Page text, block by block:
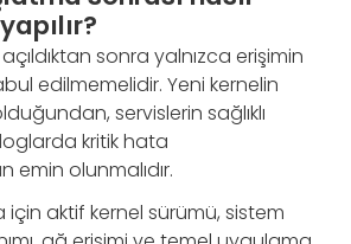
sonra yalnızca erişimin
edilmemelidir. Yeni kernelin
servislerin sağlıklı
kritik hata
emin olunmalıdır.
aktif kernel sürümü, sistem